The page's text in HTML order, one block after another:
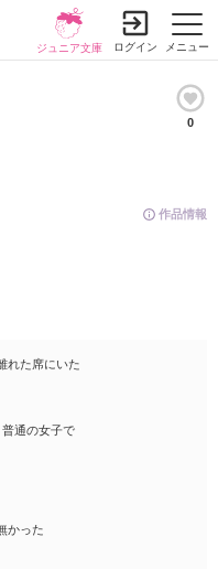
メニュー
ジュニア文庫 ログイン
0
作品情報
れた席にいた
通の女子で
かった